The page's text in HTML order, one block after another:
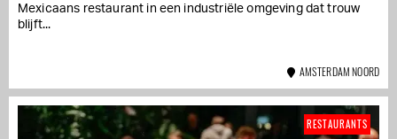
Mexicaans restaurant in een industriële omgeving dat trouw
blijft...
AMSTERDAM NOORD
RESTAURANTS